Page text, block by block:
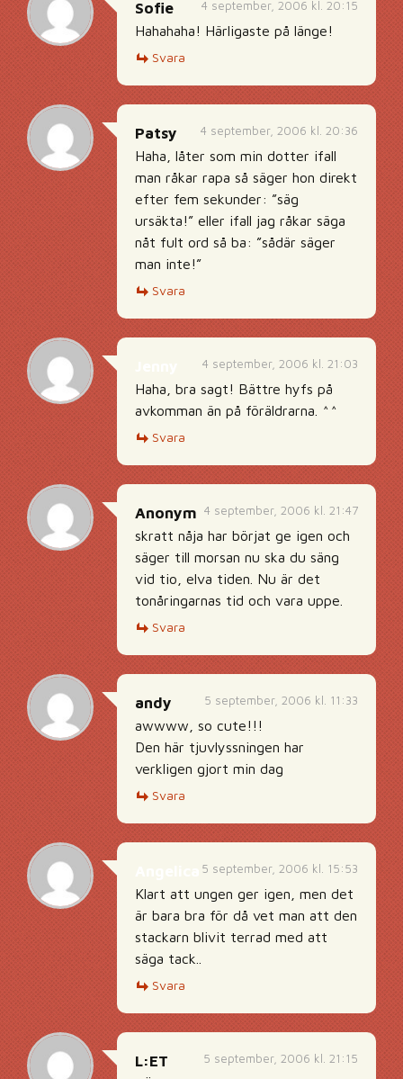
4 september, 2006 kl. 20:15
Sofie
Hahahaha! Härligaste på länge!
Svara
4 september, 2006 kl. 20:36
Patsy
Haha, låter som min dotter ifall
man råkar rapa så säger hon direkt
efter fem sekunder: ”säg
ursäkta!” eller ifall jag råkar säga
nåt fult ord så ba: ”sådär säger
man inte!”
Svara
4 september, 2006 kl. 21:03
Haha, bra sagt! Bättre hyfs på
avkomman än på föräldrarna. ^^
Svara
4 september, 2006 kl. 21:47
Anonym
skratt nåja har börjat ge igen och
säger till morsan nu ska du säng
vid tio, elva tiden. Nu är det
tonåringarnas tid och vara uppe.
Svara
5 september, 2006 kl. 11:33
andy
awwww, so cute!!!
Den här tjuvlyssningen har
verkligen gjort min dag
Svara
5 september, 2006 kl. 15:53
Klart att ungen ger igen, men det
är bara bra för då vet man att den
stackarn blivit terrad med att
säga tack..
Svara
5 september, 2006 kl. 21:15
L:ET